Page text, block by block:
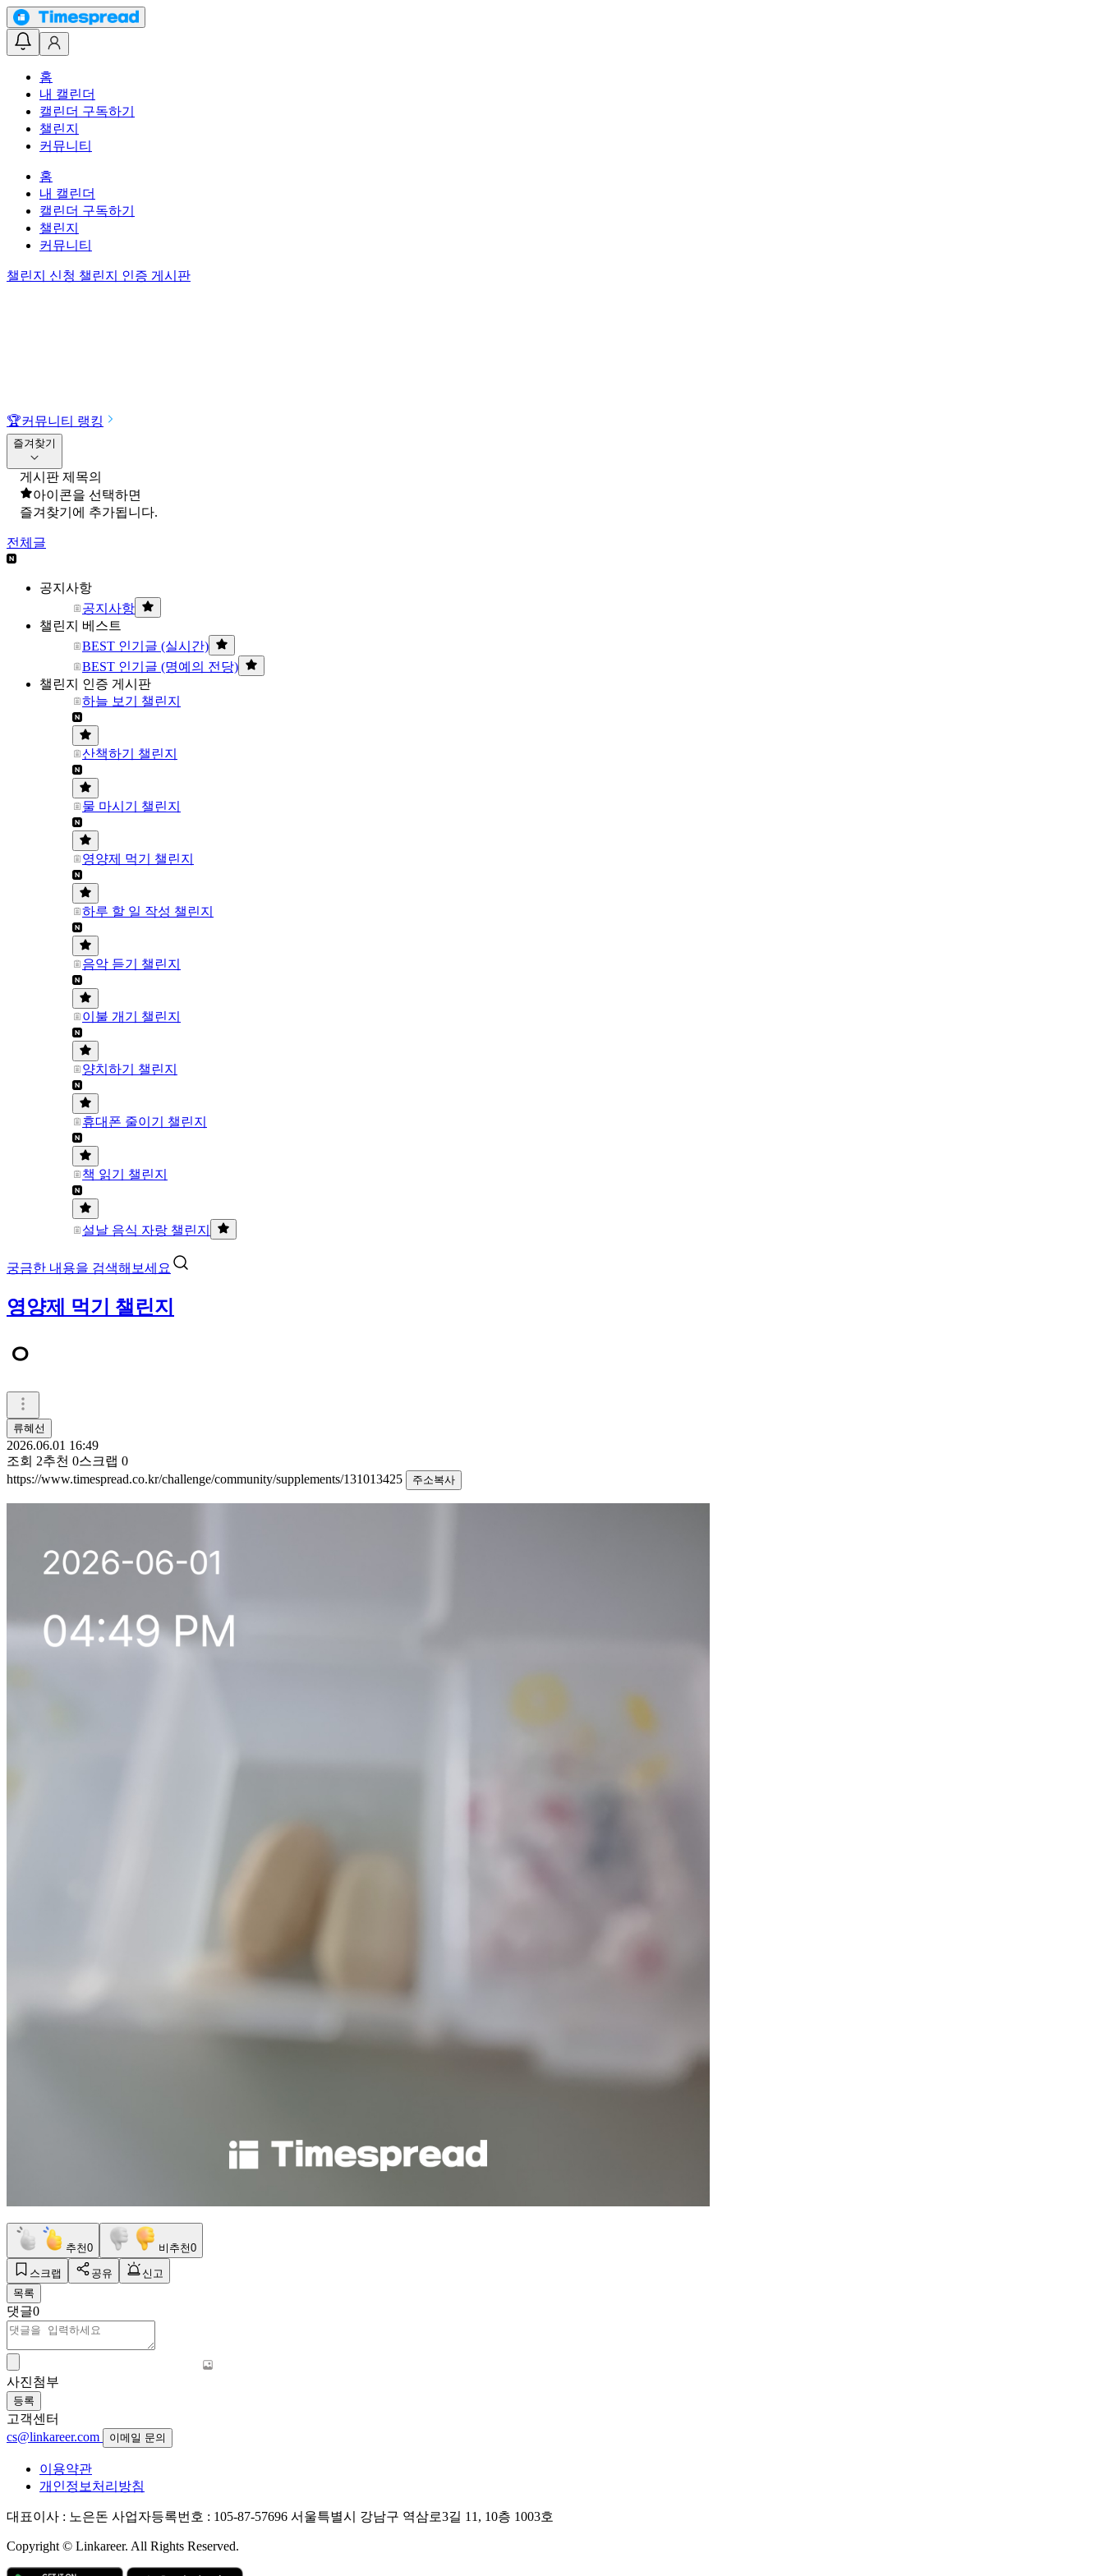
홈
내 캘린더
캘린더 구독하기
챌린지
커뮤니티
홈
내 캘린더
캘린더 구독하기
챌린지
커뮤니티
챌린지 신청 챌린지 인증 게시판
🏆커뮤니티 랭킹
즐겨찾기
게시판 제목의
아이콘을 선택하면
즐겨찾기에 추가됩니다.
전체글
공지사항
공지사항
챌린지 베스트
BEST 인기글 (실시간)
BEST 인기글 (명예의 전당)
챌린지 인증 게시판
하늘 보기 챌린지
산책하기 챌린지
물 마시기 챌린지
영양제 먹기 챌린지
하루 할 일 작성 챌린지
음악 듣기 챌린지
이불 개기 챌린지
양치하기 챌린지
휴대폰 줄이기 챌린지
책 읽기 챌린지
설날 음식 자랑 챌린지
궁금한 내용을 검색해보세요
영양제 먹기 챌린지
ㅇ
류혜선
2026.06.01 16:49
조회 2추천 0스크랩 0
https://www.timespread.co.kr/challenge/community/supplements/131013425
주소복사
추천0 비추천0
스크랩 공유
신고
목록
댓글0
사진첨부
등록
고객센터
cs@linkareer.com
이메일 문의
이용약관
개인정보처리방침
대표이사 : 노은돈 사업자등록번호 : 105-87-57696 서울특별시 강남구 역삼로3길 11, 10층 1003호
Copyright © Linkareer. All Rights Reserved.